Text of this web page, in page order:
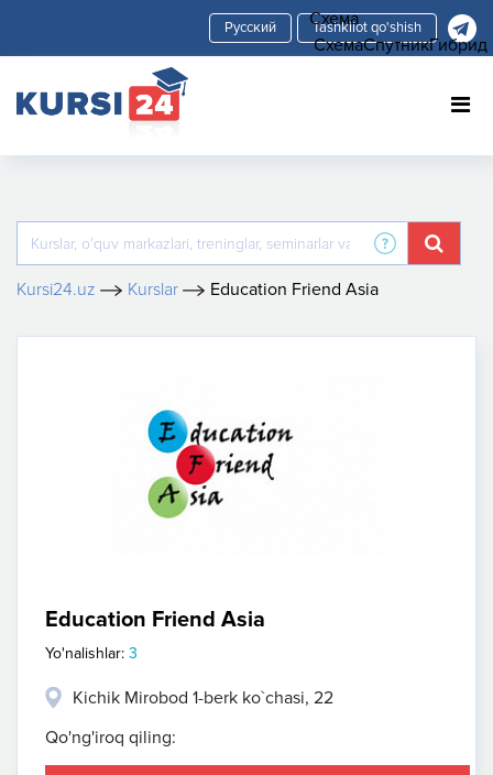
Tashkilot qo'shish
Kursi24.uz Kurslar Education Friend Asia
Education Friend Asia
Yo'nalishlar: 3
Kichik Mirobod 1-berk ko`chasi, 22
Qo'ng'iroq qiling:
Схема
СхемаСпутникГибрид